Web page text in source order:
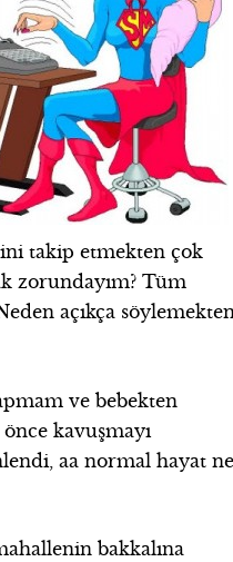
takip etmekten çok
zorundayım? Tüm
açıkça
ve bebekten
kavuşmayı
aa normal hayat
bakkalına